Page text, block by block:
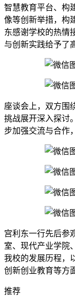
智慧教育平台、构
像等创新举措，构
东感谢学校的热情
与创新实践给予了
座谈会上，双方围
挑战展开深入探讨
步加强交流与合作
宫利东一行先后参
室、现代产业学院
我校的发展历程，
创新创业教育等方
推荐